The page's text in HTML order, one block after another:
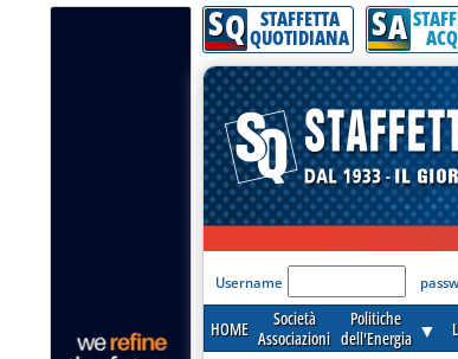
Attenzione! Esegui l'accesso per lèggere interamente la
SQ STAFFETTA
QUOTIDIANA SA
'Modulo Login per
Username
HOME
Società
Associazioni
Politiche
dell'Energia ▼